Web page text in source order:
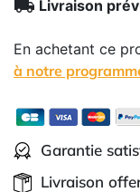
local_shipping Livraison
En achetant ce
à notre
Garantie
Livraison